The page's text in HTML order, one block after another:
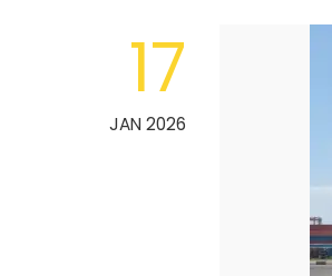
17
JAN 2026